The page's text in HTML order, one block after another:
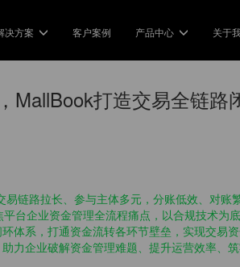
决方案
品牌连锁
与加盟店灵活有序地分享利益
校园外卖
客户案例 产品中心
二清合规
合规优势转
力
关于
MallBook打造交易全链路
链路拉长、参与主体多元，分账低效、对账
台企业资金管理全流程痛点，以合规技术为底
体系，打通资金流转各环节壁垒，实现交易
力企业破解资金管理难题、提升运营效率、筑